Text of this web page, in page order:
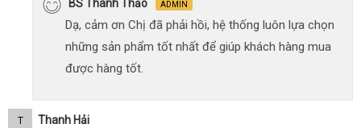
BS Thanh Thảo ADMIN
Dạ, cảm ơn Chị đã phải hồi, hệ thống luôn lựa chọn
những sản phẩm tốt nhất để giúp khách hàng mua
được hàng tốt.
T Thanh Hải